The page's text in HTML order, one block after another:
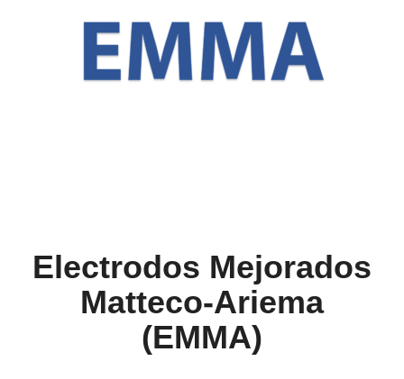
Electrodos Mejorados
Matteco-Ariema
(EMMA)